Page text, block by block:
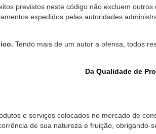
previstos neste código não excluem
expedidos pelas autoridades
Tendo mais de um autor a ofensa, todos
Da Qualidade de
e serviços colocados no mercado de
de sua natureza e fruição,